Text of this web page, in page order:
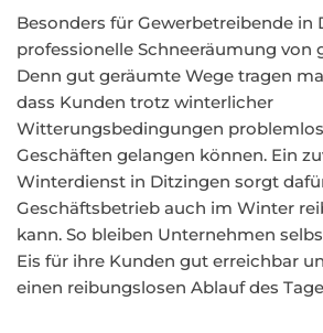
Besonders für Gewerbetreibende in
professionelle Schneeräumung von
Denn gut geräumte Wege tragen
dass Kunden trotz winterlicher
Witterungsbedingungen
Geschäften gelangen können. Ein
Winterdienst in Ditzingen sorgt
Geschäftsbetrieb auch im Winter
kann. So bleiben Unternehmen
Eis für ihre Kunden gut erreichbar
einen reibungslosen Ablauf des